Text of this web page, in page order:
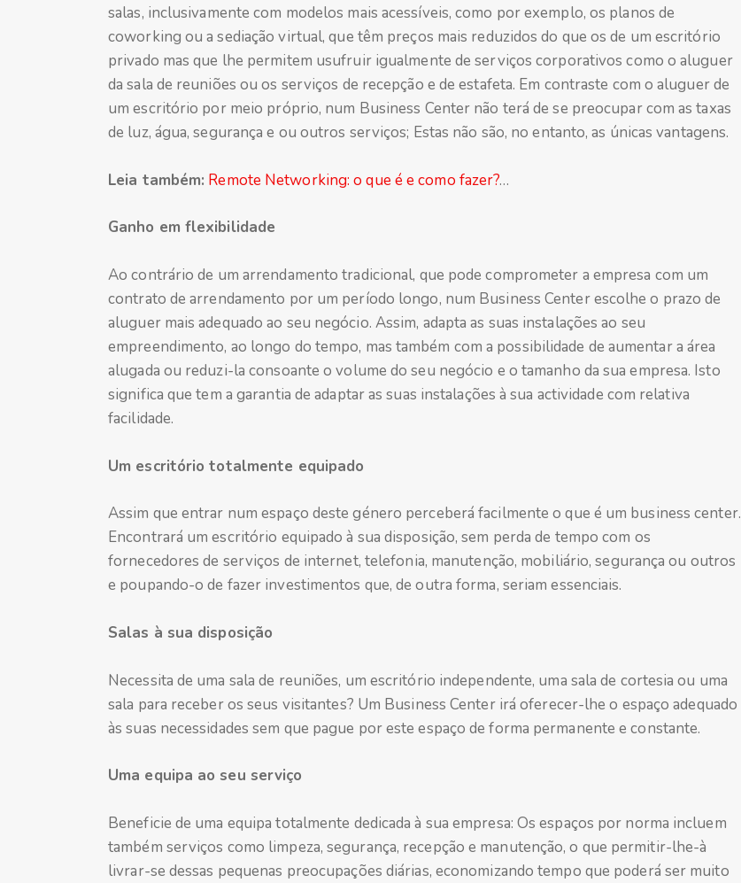
salas, inclusivamente com modelos mais acessíveis, como por exemplo, os planos de
coworking ou a sediação virtual, que têm preços mais reduzidos do que os de um escritório
privado mas que lhe permitem usufruir igualmente de serviços corporativos como o aluguer
da sala de reuniões ou os serviços de recepção e de estafeta. Em contraste com o aluguer de
um escritório por meio próprio, num Business Center não terá de se preocupar com as taxas
de luz, água, segurança e ou outros serviços; Estas não são, no entanto, as únicas vantagens.
Leia também: Remote Networking: o que é e como fazer?…
Ganho em flexibilidade
Ao contrário de um arrendamento tradicional, que pode comprometer a empresa com um
contrato de arrendamento por um período longo, num Business Center escolhe o prazo de
aluguer mais adequado ao seu negócio. Assim, adapta as suas instalações ao seu
empreendimento, ao longo do tempo, mas também com a possibilidade de aumentar a área
alugada ou reduzi-la consoante o volume do seu negócio e o tamanho da sua empresa. Isto
significa que tem a garantia de adaptar as suas instalações à sua actividade com relativa
facilidade.
Um escritório totalmente equipado
Assim que entrar num espaço deste género perceberá facilmente o que é um business center.
Encontrará um escritório equipado à sua disposição, sem perda de tempo com os
fornecedores de serviços de internet, telefonia, manutenção, mobiliário, segurança ou outros
e poupando-o de fazer investimentos que, de outra forma, seriam essenciais.
Salas à sua disposição
Necessita de uma sala de reuniões, um escritório independente, uma sala de cortesia ou uma
sala para receber os seus visitantes? Um Business Center irá oferecer-lhe o espaço adequado
às suas necessidades sem que pague por este espaço de forma permanente e constante.
Uma equipa ao seu serviço
Beneficie de uma equipa totalmente dedicada à sua empresa: Os espaços por norma incluem
também serviços como limpeza, segurança, recepção e manutenção, o que permitir-lhe-à
livrar-se dessas pequenas preocupações diárias, economizando tempo que poderá ser muito